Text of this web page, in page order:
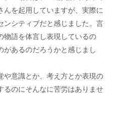
を起用していますが、実際に
ンシティブだと感じました。言
物語を体言し表現しているの
があるのだろうかと感じまし
や意識とか、考え方とか表現の
るのにそんなに苦労はありませ